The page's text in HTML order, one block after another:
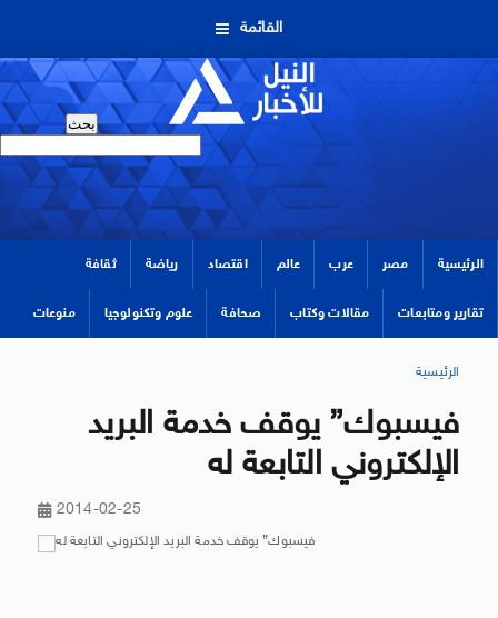
القائمة
الرئيسية مصر عرب عالم اقتصاد رياضة ثقافة
تقارير ومتابعات مقالات وكتاب صحافة علوم وتكنولوجيا منوعات
الرئيسية
فيسبوك” يوقف خدمة البريد
الإلكتروني التابعة له
2014-02-25